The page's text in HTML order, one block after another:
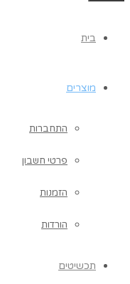
בית
מוצרים
התחברות
פרטי חשבון
הזמנות
הורדות
תכשיטים